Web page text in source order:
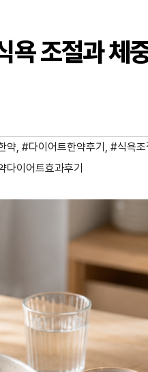
조절과 체
약, #다이어트한약후기 , #식욕조
다이어트효과후기